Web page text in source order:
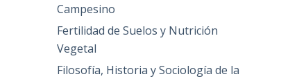
Campesino
Fertilidad de Suelos y Nutrición
Vegetal
Filosofía, Historia y Sociología de la